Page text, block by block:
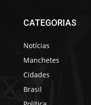
CATEGORIAS
Notícias
Manchetes
Cidades
Brasil